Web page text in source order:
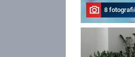
8 fotografií